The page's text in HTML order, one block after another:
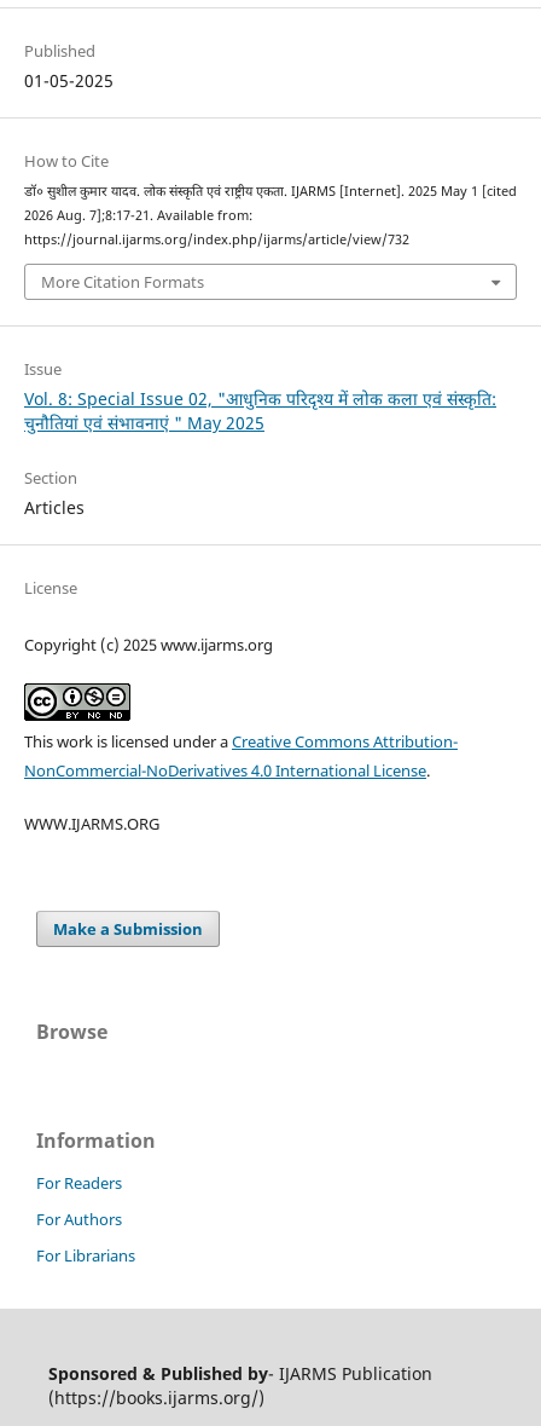
Published
01-05-2025
How to Cite
डॉ० सुशील कुमार यादव. लोक संस्कृति एवं राष्ट्रीय एकता. IJARMS [Internet]. 2025 May 1 [cited
2026 Aug. 7];8:17-21. Available from:
https://journal.ijarms.org/index.php/ijarms/article/view/732
More Citation Formats
Issue
Vol. 8: Special Issue 02, "आधुनिक परिदृश्य में लोक कला एवं संस्कृति:
चुनौतियां एवं संभावनाएं " May 2025
Section
Articles
License
Copyright (c) 2025 www.ijarms.org
This work is licensed under aCreative Commons Attribution-
NonCommercial-NoDerivatives 4.0 International License.
WWW.IJARMS.ORG
Make a Submission
Browse
Information
For Readers
For Authors
For Librarians
Sponsored & Published by- IJARMS Publication
(https://books.ijarms.org/)